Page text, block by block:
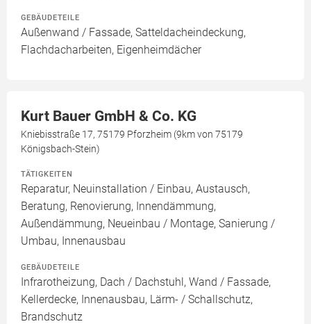
GEBÄUDETEILE
Außenwand / Fassade, Satteldacheindeckung,
Flachdacharbeiten, Eigenheimdächer
Kurt Bauer GmbH & Co. KG
Kniebisstraße 17, 75179 Pforzheim (9km von 75179
Königsbach-Stein)
TÄTIGKEITEN
Reparatur, Neuinstallation / Einbau, Austausch,
Beratung, Renovierung, Innendämmung,
Außendämmung, Neueinbau / Montage, Sanierung /
Umbau, Innenausbau
GEBÄUDETEILE
Infrarotheizung, Dach / Dachstuhl, Wand / Fassade,
Kellerdecke, Innenausbau, Lärm- / Schallschutz,
Brandschutz